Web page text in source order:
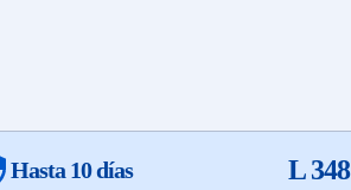
Hasta 10 días L 348